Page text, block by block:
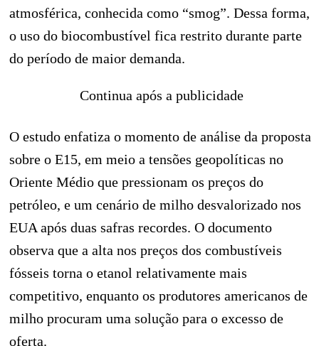
atmosférica, conhecida como “smog”. Dessa forma,
o uso do biocombustível fica restrito durante parte
do período de maior demanda.
Continua após a publicidade
O estudo enfatiza o momento de análise da proposta
sobre o E15, em meio a tensões geopolíticas no
Oriente Médio que pressionam os preços do
petróleo, e um cenário de milho desvalorizado nos
EUA após duas safras recordes. O documento
observa que a alta nos preços dos combustíveis
fósseis torna o etanol relativamente mais
competitivo, enquanto os produtores americanos de
milho procuram uma solução para o excesso de
oferta.